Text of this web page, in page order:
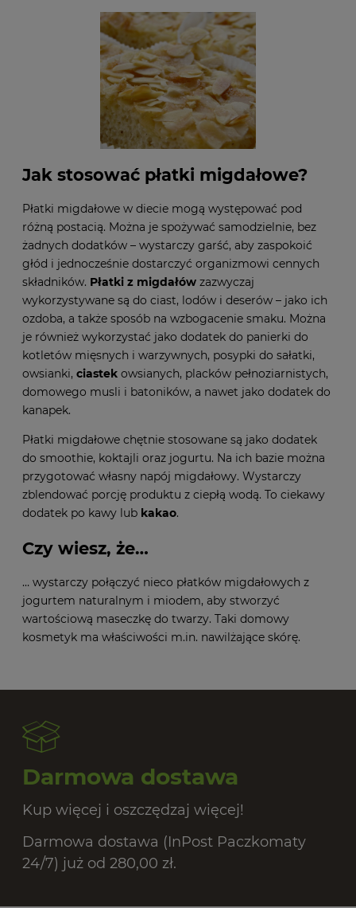
Jak stosować płatki migdałowe?
Płatki migdałowe w diecie mogą występować pod
różną postacią. Można je spożywać samodzielnie, bez
żadnych dodatków – wystarczy garść, aby zaspokoić
głód i jednocześnie dostarczyć organizmowi cennych
składników. Płatki z migdałów zazwyczaj
wykorzystywane są do ciast, lodów i deserów – jako ich
ozdoba, a także sposób na wzbogacenie smaku. Można
je również wykorzystać jako dodatek do panierki do
kotletów mięsnych i warzywnych, posypki do sałatki,
owsianki, ciastek owsianych, placków pełnoziarnistych,
domowego musli i batoników, a nawet jako dodatek do
kanapek.
Płatki migdałowe chętnie stosowane są jako dodatek
do smoothie, koktajli oraz jogurtu. Na ich bazie można
przygotować własny napój migdałowy. Wystarczy
zblendować porcję produktu z ciepłą wodą. To ciekawy
dodatek po kawy lub kakao.
Czy wiesz, że…
… wystarczy połączyć nieco płatków migdałowych z
jogurtem naturalnym i miodem, aby stworzyć
wartościową maseczkę do twarzy. Taki domowy
kosmetyk ma właściwości m.in. nawilżające skórę.
Darmowa dostawa
Kup więcej i oszczędzaj więcej!
Darmowa dostawa (InPost Paczkomaty
24/7) już od 280,00 zł.